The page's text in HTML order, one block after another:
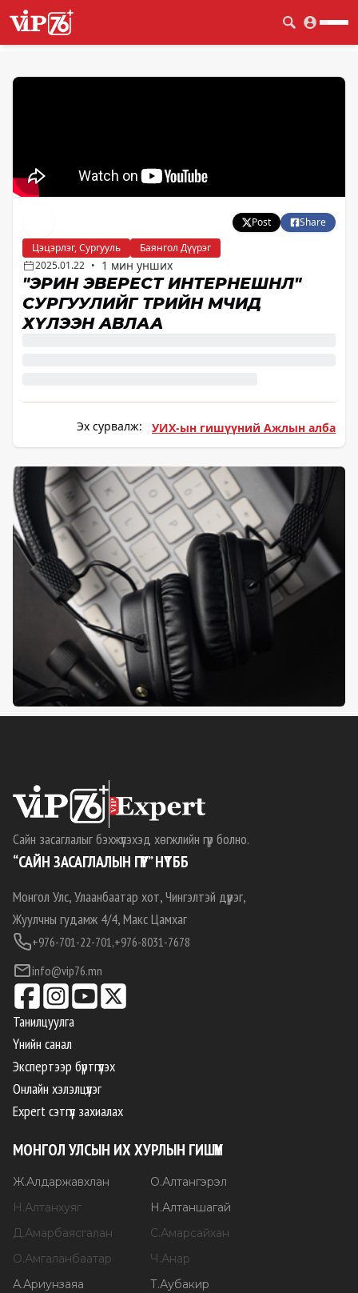
Post
Share
Цэцэрлэг, Сургууль
Баянгол Дүүрэг
2025.01.22 • 1 мин унших
"ЭРИН ЭВЕРЕСТ ИНТЕРНЕШНЛ"
СУРГУУЛИЙГ ТӨРИЙН ӨМЧИД
ХҮЛЭЭН АВЛАА
Эх сурвалж: УИХ-ын гишүүний Ажлын алба
Сайн засаглалыг бэхжүүлэхэд хөгжлийн гүүр болно.
“САЙН ЗАСАГЛАЛЫН ГҮҮР” НҮТББ
Монгол Улс, Улаанбаатар хот, Чингэлтэй дүүрэг,
Жуулчны гудамж 4/4, Макс Цамхаг
+976-701-22-701,+976-8031-7678
info@vip76.mn
Танилцуулга
Үнийн санал
Экспертээр бүртгүүлэх
Онлайн хэлэлцүүлэг
Expert сэтгүүл захиалах
МОНГОЛ УЛСЫН ИХ ХУРЛЫН ГИШҮҮН
Ж.Алдаржавхлан О.Алтангэрэл
Н.Алтанхуяг Н.Алтаншагай
Д.Амарбаясгалан С.Амарсайхан
О.Амгаланбаатар Ч.Анар
А.Ариунзаяа Т.Аубакир